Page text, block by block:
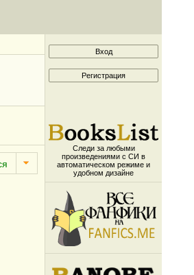
Следи за любыми
произведениями с СИ в
автоматическом режиме и
удобном дизайне